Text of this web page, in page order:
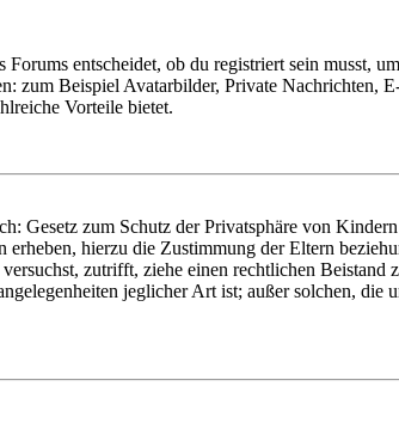
entscheidet, ob du registriert sein musst,
zum Beispiel Avatarbilder, Private Nachrichten,
Vorteile bietet.
Gesetz zum Schutz der Privatsphäre von
hierzu die Zustimmung der Eltern
zutrifft, ziehe einen rechtlichen
jeglicher Art ist; außer solchen,